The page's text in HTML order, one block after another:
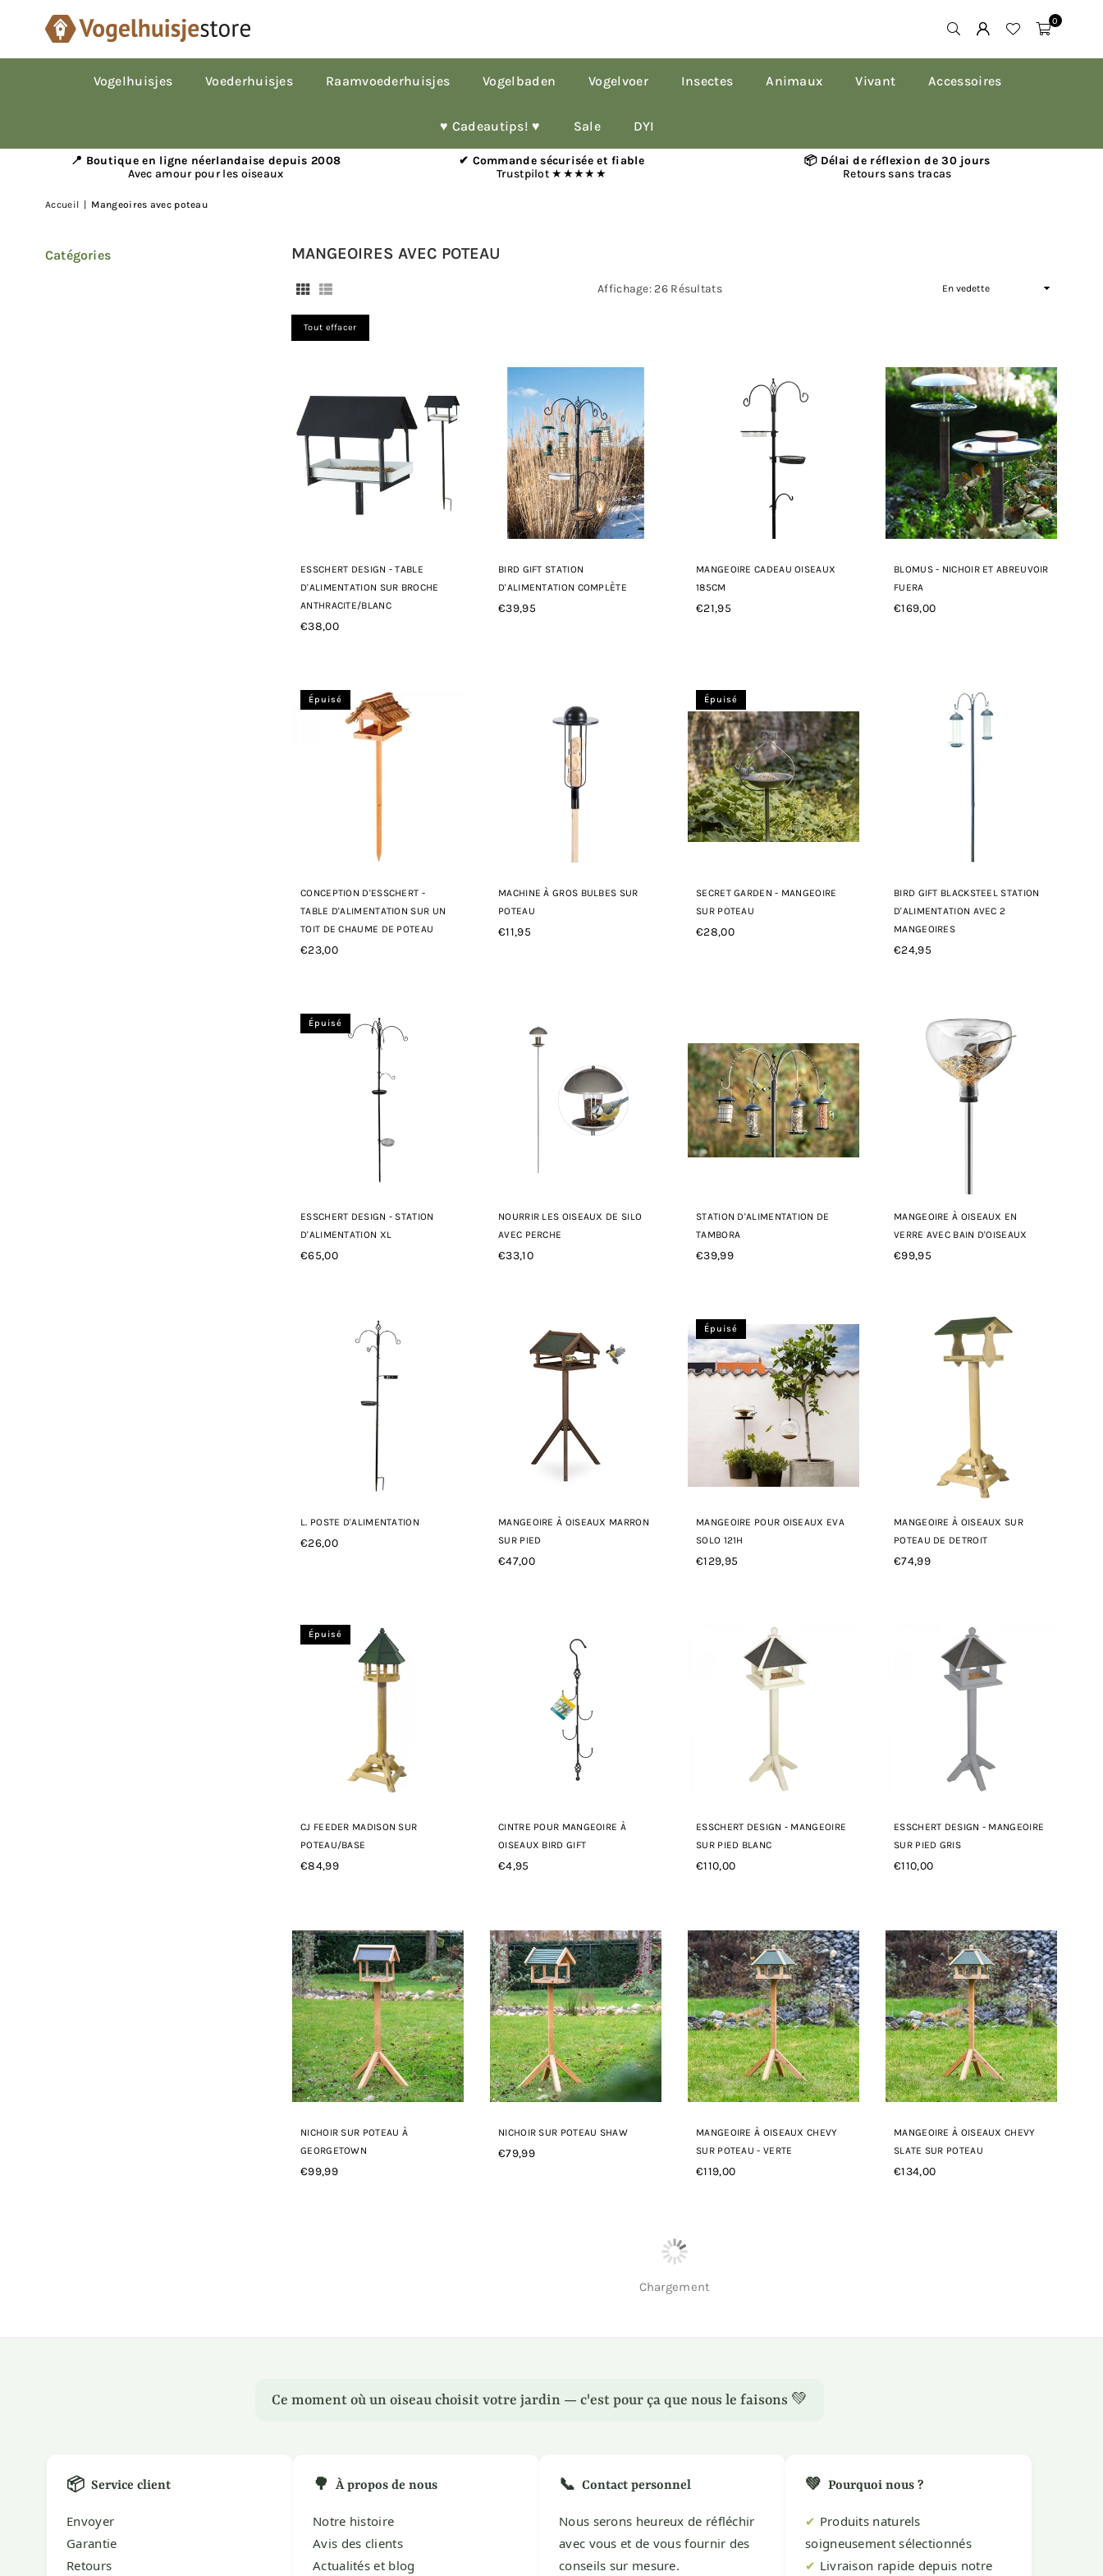
0
Vogelhuisjes Voederhuisjes Raamvoederhuisjes Vogelbaden Vogelvoer Insectes Animaux Vivant Accessoires
♥︎ Cadeautips! ♥︎ Sale DYI
📍 Boutique en ligne néerlandaise depuis 2008
Avec amour pour les oiseaux
✔ Commande sécurisée et fiable
Trustpilot ★★★★★
📦 Délai de réflexion de 30 jours
Retours sans tracas
Accueil Mangeoires avec poteau
MANGEOIRES AVEC POTEAU
Affichage: 26 Résultats Appliquer
Tout effacer
ESSCHERT DESIGN - TABLE
D'ALIMENTATION SUR BROCHE
ANTHRACITE/BLANC
Prix
€38,00
BIRD GIFT STATION
D'ALIMENTATION COMPLÈTE
Prix
€39,95
MANGEOIRE CADEAU OISEAUX
185CM
Prix
€21,95
BLOMUS - NICHOIR ET ABREUVOIR
FUERA
Prix
€169,00
Épuisé
CONCEPTION D'ESSCHERT -
TABLE D'ALIMENTATION SUR UN
TOIT DE CHAUME DE POTEAU
Prix
€23,00
MACHINE À GROS BULBES SUR
POTEAU
Prix
€11,95
Épuisé
SECRET GARDEN - MANGEOIRE
SUR POTEAU
Prix
€28,00
BIRD GIFT BLACKSTEEL STATION
D'ALIMENTATION AVEC 2
MANGEOIRES
Prix
€24,95
Épuisé
ESSCHERT DESIGN - STATION
D'ALIMENTATION XL
Prix
€65,00
NOURRIR LES OISEAUX DE SILO
AVEC PERCHE
Prix
€33,10
STATION D'ALIMENTATION DE
TAMBORA
Prix
€39,99
MANGEOIRE À OISEAUX EN
VERRE AVEC BAIN D'OISEAUX
Prix
€99,95
L. POSTE D'ALIMENTATION
Prix
€26,00
MANGEOIRE À OISEAUX MARRON
SUR PIED
Prix
€47,00
Épuisé
MANGEOIRE POUR OISEAUX EVA
SOLO 121H
Prix
€129,95
MANGEOIRE À OISEAUX SUR
POTEAU DE DETROIT
Prix
€74,99
Épuisé
CJ FEEDER MADISON SUR
POTEAU/BASE
Prix
€84,99
CINTRE POUR MANGEOIRE À
OISEAUX BIRD GIFT
Prix
€4,95
ESSCHERT DESIGN - MANGEOIRE
SUR PIED BLANC
Prix
€110,00
ESSCHERT DESIGN - MANGEOIRE
SUR PIED GRIS
Prix
€110,00
NICHOIR SUR POTEAU À
GEORGETOWN
Prix
€99,99
NICHOIR SUR POTEAU SHAW
Prix
€79,99
MANGEOIRE À OISEAUX CHEVY
SUR POTEAU - VERTE
Prix
€119,00
MANGEOIRE À OISEAUX CHEVY
SLATE SUR POTEAU
Prix
€134,00
Chargement
Catégories
Ce moment où un oiseau choisit votre jardin — c'est pour ça que nous le faisons 💚
📦 Service client
Envoyer
Garantie
Retours
🌳 À propos de nous
Notre histoire
Avis des clients
Actualités et blog
📞 Contact personnel
Nous serons heureux de réfléchir
avec vous et de vous fournir des
conseils sur mesure.
💚 Pourquoi nous ?
✔ Produits naturels
soigneusement sélectionnés
✔ Livraison rapide depuis notre